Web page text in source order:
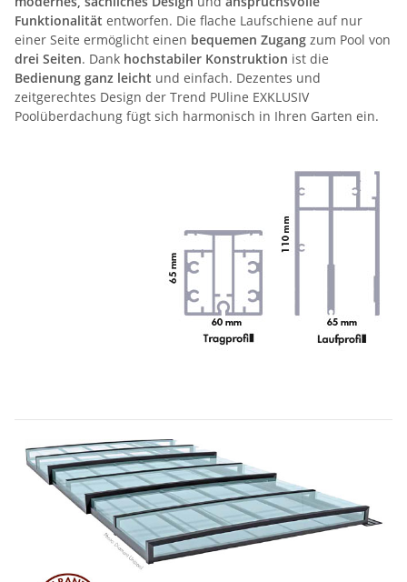
Funktionalität entworfen. Die flache Laufschiene auf nur
einer Seite ermöglicht einen bequemen Zugang zum Pool von
drei Seiten. Dank hochstabiler Konstruktion ist die
Bedienung ganz leicht und einfach. Dezentes und
zeitgerechtes Design der Trend PUline EXKLUSIV
Poolüberdachung fügt sich harmonisch in Ihren Garten ein.